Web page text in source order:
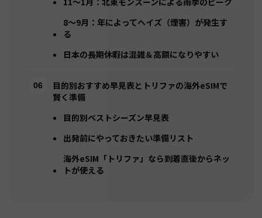
8〜9月：年によってヘイズ（煙害）が発生す
る
日本の長期休暇は混雑＆高額になりやすい
目的別おすすめ早見表とトリファの海外eSIMで
賢く準備
目的別ベストシーズン早見表
出発前にやっておきたい準備リスト
海外eSIM「トリファ」なら到着直後からネッ
トが使える